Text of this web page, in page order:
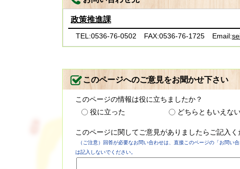
政策推進課
TEL:0536-76-0502 FAX:0536-76-1725 Email:
このページへのご意見をお聞かせ下さい
このページの情報は役に立ちましたか？
役に立った
どちらともいえな
このページに関してご意見がありましたらご記入く
（ご注意）回答が必要なお問い合わせは、直接このページの「お問
は記入しないでください。